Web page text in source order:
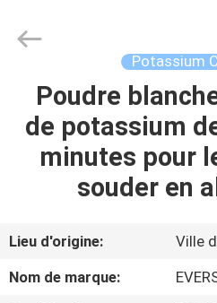
LA
MAISON
VIDÉOS
Imp.&Exp.Co.,Ltd.
Potassium
Poudre
de potassium
minutes pour
souder en
Lieu d'origine:
Ville
Nom de marque: